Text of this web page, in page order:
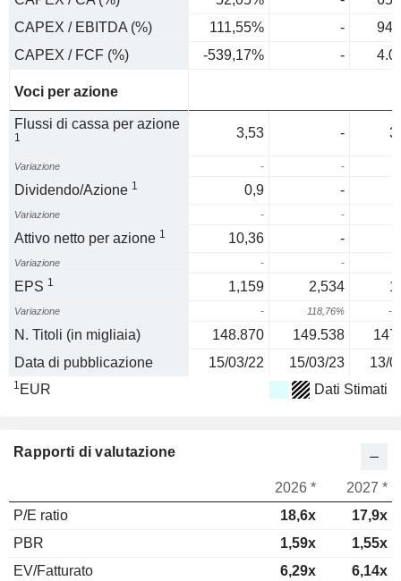
CAPEX / EBITDA (%)
111,55% -
CAPEX / FCF (%)
-539,17% -
Voci per azione
Flussi di cassa per azione
1 3,53 -
Variazione - -
Dividendo/Azione 1 0,9 -
Variazione - -
Attivo netto per azione 1 10,36 -
Variazione - -
EPS 1 1,159 2,534
Variazione - 118,76% -
N. Titoli (in migliaia) 148.870 149.538
Data di pubblicazione
15/03/22 15/03/23 13/
1 EUR Dati Stimati
Rapporti di valutazione
2026 *
2027 *
P/E ratio
18,6x
17,9x
PBR
1,59x
1,55x
EV/Fatturato
6,29x 6,14x